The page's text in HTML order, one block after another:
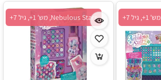
Nebulous Stars, מש' 1+, גיל 7+